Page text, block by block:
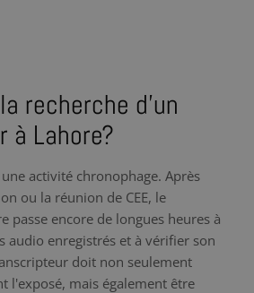
recherche d’un
Lahore?
activité chronophage. Après
ou la réunion de CEE, le
passe encore de longues heures à
audio enregistrés et à vérifier son
doit non seulement
l'exposé, mais également être